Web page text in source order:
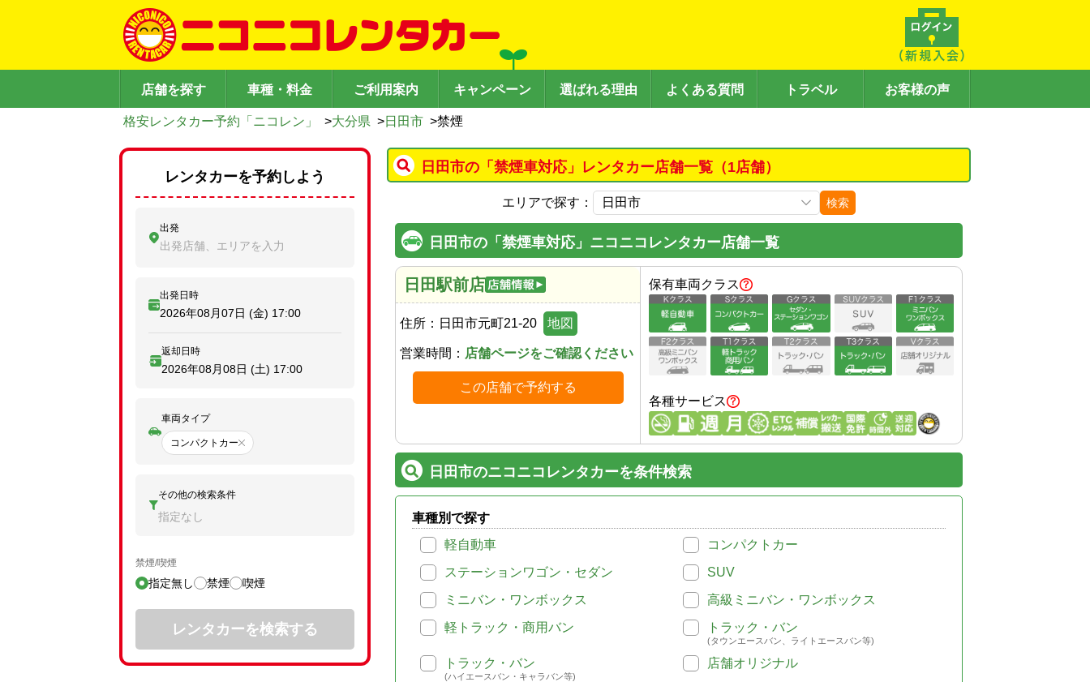
店舗を探す 車種・料金 ご利用案内 キャンペーン 選ばれる理由 よくある質問 トラベル お客様の声
格安レンタカー予約「ニコレン」 >大分県 >日田市 >禁煙
日田市の「禁煙車対応」レンタカー店舗一覧（1店舗）
エリアで探す： 検索
日田市の「禁煙車対応」ニコニコレンタカー店舗一覧
日田駅前店
住所： 日田市元町21-20 地図
営業時間： 店舗ページをご確認ください
この店舗で予約する
保有車両クラス
各種サービス
日田市のニコニコレンタカーを条件検索
車種別で探す
軽自動車
コンパクトカー
ステーションワゴン・セダン
SUV
ミニバン・ワンボックス
高級ミニバン・ワンボックス
軽トラック・商用バン
トラック・バン
(タウンエースバン、ライトエースバン等)
トラック・バン
(ハイエースバン・キャラバン等)
店舗オリジナル
レンタカーを予約しよう
出発
出発店舗、エリアを入力
出発日時
2026年08月07日 (金) 17:00
返却日時
2026年08月08日 (土) 17:00
車両タイプ
コンパクトカー
その他の検索条件
指定なし
禁煙/喫煙
指定無し 禁煙 喫煙
レンタカーを検索する